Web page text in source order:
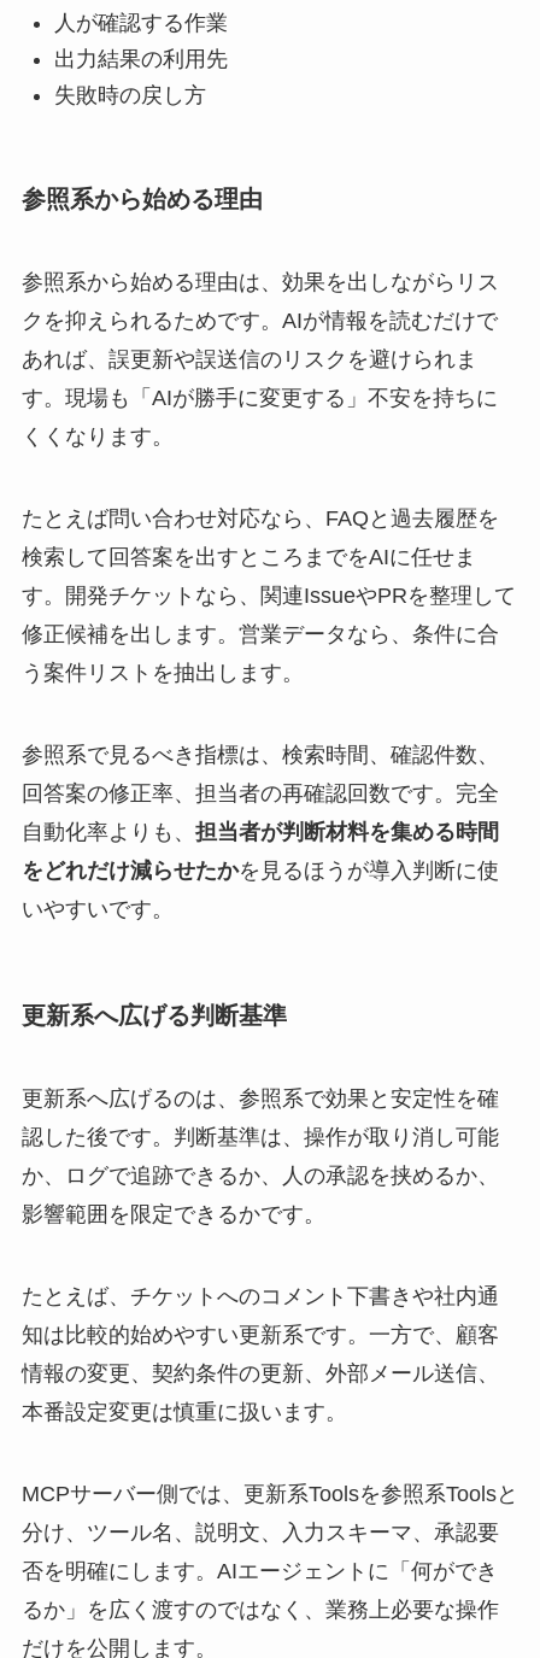
人が確認する作業
出力結果の利用先
失敗時の戻し方
参照系から始める理由
参照系から始める理由は、効果を出しながらリス
クを抑えられるためです。AIが情報を読むだけで
あれば、誤更新や誤送信のリスクを避けられま
す。現場も「AIが勝手に変更する」不安を持ちに
くくなります。
たとえば問い合わせ対応なら、FAQと過去履歴を
検索して回答案を出すところまでをAIに任せま
す。開発チケットなら、関連IssueやPRを整理して
修正候補を出します。営業データなら、条件に合
う案件リストを抽出します。
参照系で見るべき指標は、検索時間、確認件数、
回答案の修正率、担当者の再確認回数です。完全
自動化率よりも、 担当者が判断材料を集める時間
をどれだけ減らせたかを見るほうが導入判断に使
いやすいです。
更新系へ広げる判断基準
更新系へ広げるのは、参照系で効果と安定性を確
認した後です。判断基準は、操作が取り消し可能
か、ログで追跡できるか、人の承認を挟めるか、
影響範囲を限定できるかです。
たとえば、チケットへのコメント下書きや社内通
知は比較的始めやすい更新系です。一方で、顧客
情報の変更、契約条件の更新、外部メール送信、
本番設定変更は慎重に扱います。
MCPサーバー側では、更新系Toolsを参照系Toolsと
分け、ツール名、説明文、入力スキーマ、承認要
否を明確にします。AIエージェントに「何ができ
るか」を広く渡すのではなく、業務上必要な操作
だけを公開します。